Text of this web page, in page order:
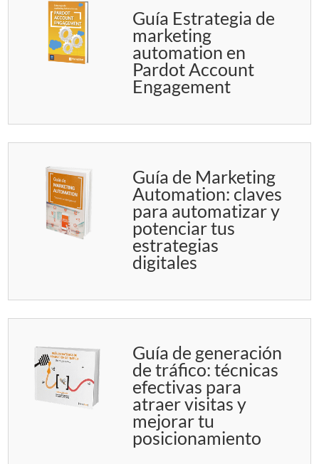
Guía Estrategia de
marketing
automation en
Pardot Account
Engagement
Guía de Marketing
Automation: claves
para automatizar y
potenciar tus
estrategias
digitales
Guía de generación
de tráfico: técnicas
efectivas para
atraer visitas y
mejorar tu
posicionamiento